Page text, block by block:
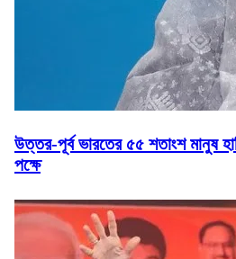
উত্তর-পূর্ব ভারতের ৫৫ শতাংশ মানুষ
পক্ষে